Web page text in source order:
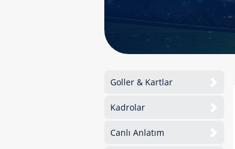
Goller & Kartlar
Kadrolar
Canlı Anlatım